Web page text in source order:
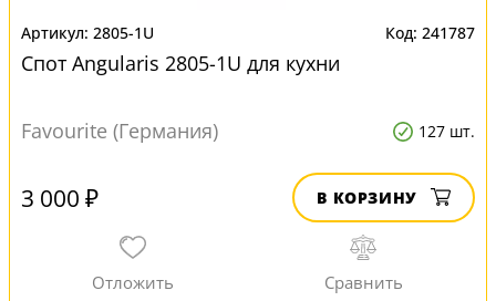
2805-1U 241787
Спот Angularis 2805-1U для кухни
Favourite (Германия) 127 шт.
3 000 ₽ В КОРЗИНУ